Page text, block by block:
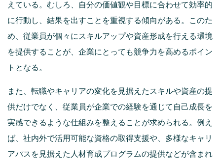
えている。むしろ、自分の価値観や目標に合わせて効率的
に行動し、結果を出すことを重視する傾向がある。このた
め、従業員が個々にスキルアップや資産形成を行える環境
を提供することが、企業にとっても競争力を高めるポイン
トとなる。
また、転職やキャリアの変化を見据えたスキルや資産の提
供だけでなく、従業員が企業での経験を通じて自己成長を
実感できるような仕組みを整えることが求められる。例え
ば、社内外で活用可能な資格の取得支援や、多様なキャリ
アパスを見据えた人材育成プログラムの提供などが含まれ